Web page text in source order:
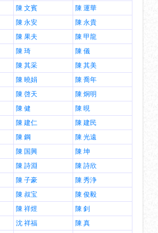
陳 文賓
陳 運華
陳 永安
陳 永貴
陳 果夫
陳 甲龍
陳 琦
陳 儀
陳 其采
陳 其美
陳 曉娟
陳 喬年
陳 啓天
陳 炯明
陳 健
陳 晛
陳 建仁
陳 建民
陳 鋼
陳 光遠
陳 国興
陳 坤
陳 詩淵
陳 詩欣
陳 子豪
陳 秀浄
陳 叔宝
陳 俊毅
陳 祥煜
陳 釗
沈 祥福
陳 真